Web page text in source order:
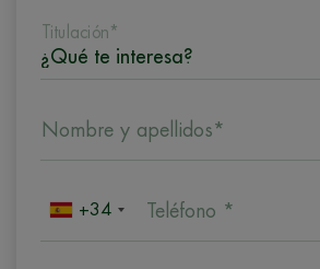
Titulación*
Nombre y apellidos*
+34 Teléfono *